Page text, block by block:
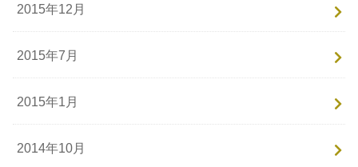
2015年12月
2015年7月
2015年1月
2014年10月